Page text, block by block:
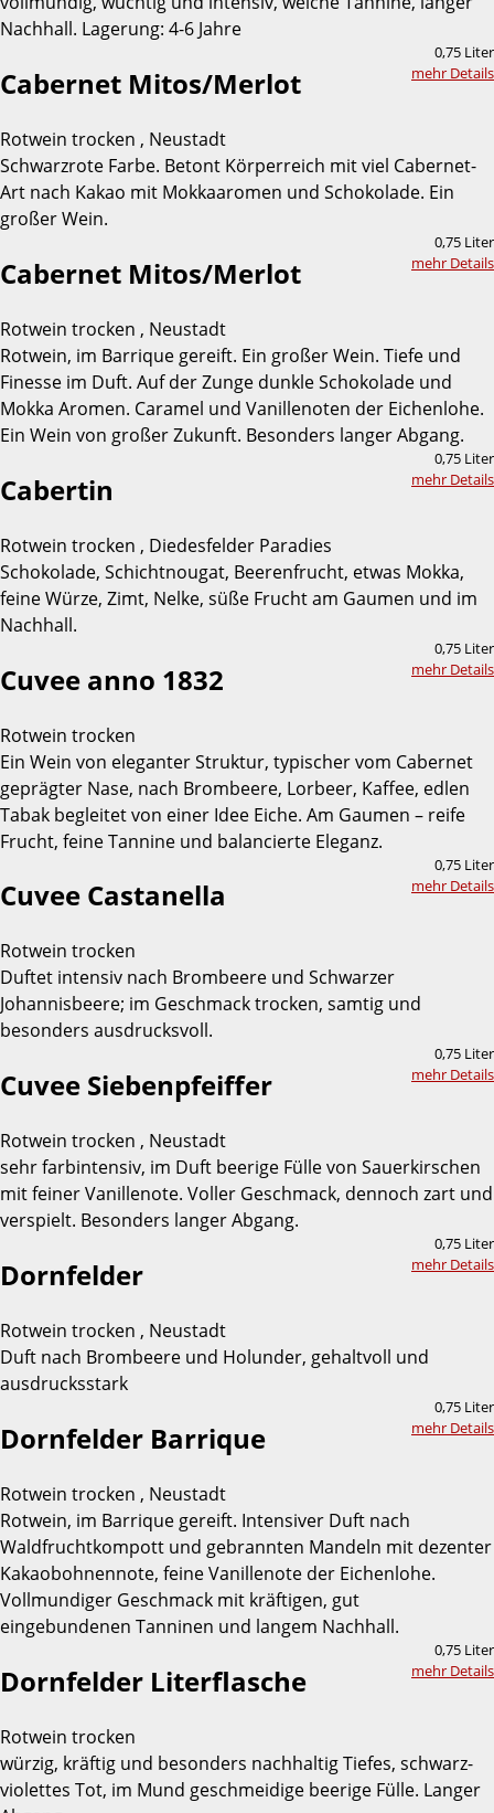
Nachhall. Lagerung: 4-6 Jahre
0,75 Liter
mehr Details
Cabernet Mitos/Merlot
Rotwein trocken , Neustadt
Schwarzrote Farbe. Betont Körperreich mit viel Cabernet-
Art nach Kakao mit Mokkaaromen und Schokolade. Ein
großer Wein.
0,75 Liter
mehr Details
Cabernet Mitos/Merlot
Rotwein trocken , Neustadt
Rotwein, im Barrique gereift. Ein großer Wein. Tiefe und
Finesse im Duft. Auf der Zunge dunkle Schokolade und
Mokka Aromen. Caramel und Vanillenoten der Eichenlohe.
Ein Wein von großer Zukunft. Besonders langer Abgang.
0,75 Liter
mehr Details
Cabertin
Rotwein trocken , Diedesfelder Paradies
Schokolade, Schichtnougat, Beerenfrucht, etwas Mokka,
feine Würze, Zimt, Nelke, süße Frucht am Gaumen und im
Nachhall.
0,75 Liter
mehr Details
Cuvee anno 1832
Rotwein trocken
Ein Wein von eleganter Struktur, typischer vom Cabernet
geprägter Nase, nach Brombeere, Lorbeer, Kaffee, edlen
Tabak begleitet von einer Idee Eiche. Am Gaumen – reife
Frucht, feine Tannine und balancierte Eleganz.
0,75 Liter
mehr Details
Cuvee Castanella
Rotwein trocken
Duftet intensiv nach Brombeere und Schwarzer
Johannisbeere; im Geschmack trocken, samtig und
besonders ausdrucksvoll.
0,75 Liter
mehr Details
Cuvee Siebenpfeiffer
Rotwein trocken , Neustadt
sehr farbintensiv, im Duft beerige Fülle von Sauerkirschen
mit feiner Vanillenote. Voller Geschmack, dennoch zart und
verspielt. Besonders langer Abgang.
0,75 Liter
mehr Details
Dornfelder
Rotwein trocken , Neustadt
Duft nach Brombeere und Holunder, gehaltvoll und
ausdrucksstark
0,75 Liter
mehr Details
Dornfelder Barrique
Rotwein trocken , Neustadt
Rotwein, im Barrique gereift. Intensiver Duft nach
Waldfruchtkompott und gebrannten Mandeln mit dezenter
Kakaobohnennote, feine Vanillenote der Eichenlohe.
Vollmundiger Geschmack mit kräftigen, gut
eingebundenen Tanninen und langem Nachhall.
0,75 Liter
mehr Details
Dornfelder Literflasche
Rotwein trocken
würzig, kräftig und besonders nachhaltig Tiefes, schwarz-
violettes Tot, im Mund geschmeidige beerige Fülle. Langer